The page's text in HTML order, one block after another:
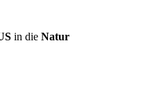
in die Natur